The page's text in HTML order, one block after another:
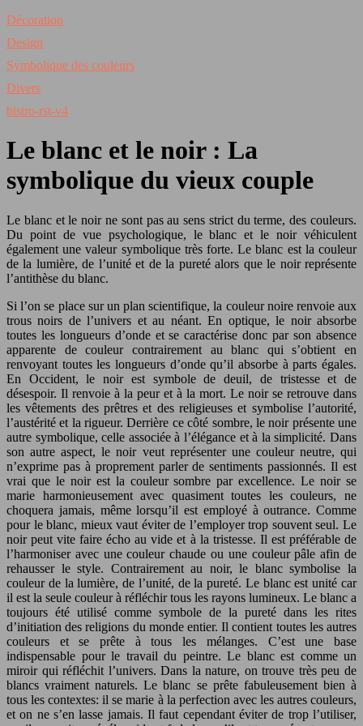
Décoration
Design
Symbolique des couleurs
Divers
bistro-rst-v4
Le blanc et le noir : La
symbolique du vieux couple
Le blanc et le noir ne sont pas au sens strict du terme, des couleurs.
Du point de vue psychologique, le blanc et le noir véhiculent
également une valeur symbolique très forte. Le blanc est la couleur
de la lumière, de l’unité et de la pureté alors que le noir représente
l’antithèse du blanc.
Si l’on se place sur un plan scientifique, la couleur noire renvoie aux
trous noirs de l’univers et au néant. En optique, le noir absorbe
toutes les longueurs d’onde et se caractérise donc par son absence
apparente de couleur contrairement au blanc qui s’obtient en
renvoyant toutes les longueurs d’onde qu’il absorbe à parts égales.
En Occident, le noir est symbole de deuil, de tristesse et de
désespoir. Il renvoie à la peur et à la mort. Le noir se retrouve dans
les vêtements des prêtres et des religieuses et symbolise l’autorité,
l’austérité et la rigueur. Derrière ce côté sombre, le noir présente une
autre symbolique, celle associée à l’élégance et à la simplicité. Dans
son autre aspect, le noir veut représenter une couleur neutre, qui
n’exprime pas à proprement parler de sentiments passionnés. Il est
vrai que le noir est la couleur sombre par excellence. Le noir se
marie harmonieusement avec quasiment toutes les couleurs, ne
choquera jamais, même lorsqu’il est employé à outrance. Comme
pour le blanc, mieux vaut éviter de l’employer trop souvent seul. Le
noir peut vite faire écho au vide et à la tristesse. Il est préférable de
l’harmoniser avec une couleur chaude ou une couleur pâle afin de
rehausser le style. Contrairement au noir, le blanc symbolise la
couleur de la lumière, de l’unité, de la pureté. Le blanc est unité car
il est la seule couleur à réfléchir tous les rayons lumineux. Le blanc a
toujours été utilisé comme symbole de la pureté dans les rites
d’initiation des religions du monde entier. Il contient toutes les autres
couleurs et se prête à tous les mélanges. C’est une base
indispensable pour le travail du peintre. Le blanc est comme un
miroir qui réfléchit l’univers. Dans la nature, on trouve très peu de
blancs vraiment naturels. Le blanc se prête fabuleusement bien à
tous les contextes: il se marie à la perfection avec les autres couleurs,
et on ne s’en lasse jamais. Il faut cependant éviter de trop l’utiliser,